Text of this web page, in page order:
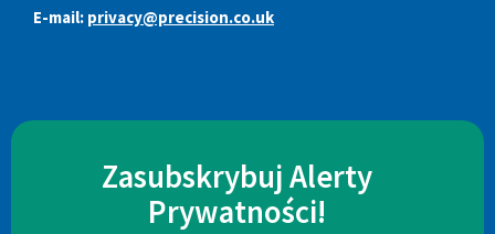
E-mail: privacy@precision.co.uk
Zasubskrybuj Alerty
Prywatności!